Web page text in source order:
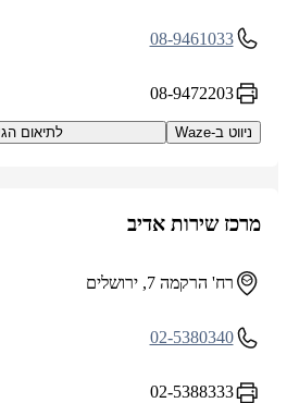
08-9461033
08-9472203
ניווט ב-Waze לתיאום הגעה
מרכז שירות אדיב
רח' הרקמה 7, ירושלים
02-5380340
02-5388333